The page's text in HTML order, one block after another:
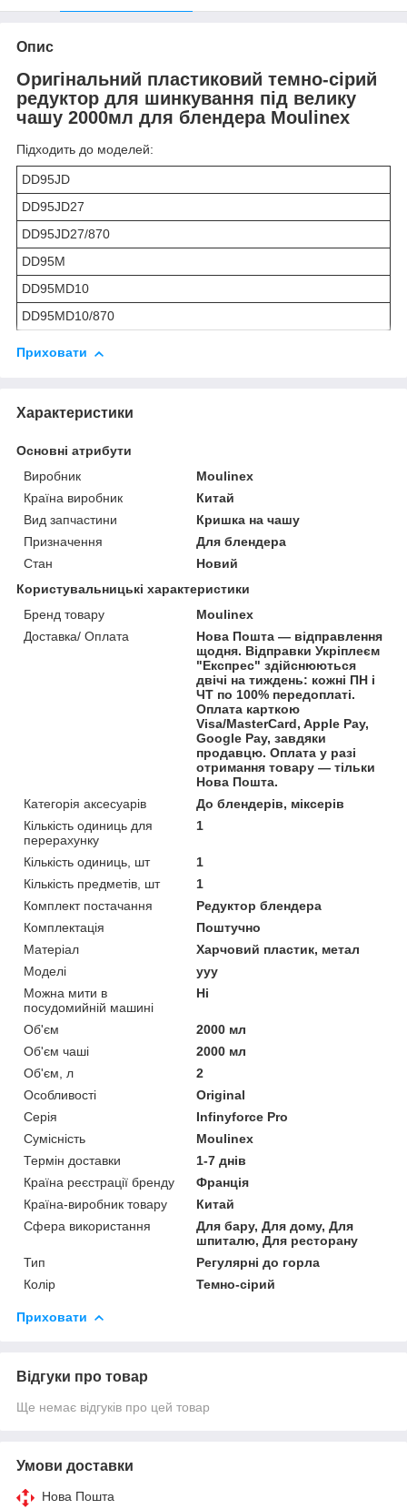
Опис
Оригінальний пластиковий темно-сірий
редуктор для шинкування під велику
чашу 2000мл для блендера Moulinex
Підходить до моделей:
DD95JD
DD95JD27
DD95JD27/870
DD95M
DD95MD10
DD95MD10/870
Приховати
Характеристики
Основні атрибути
Виробник
Moulinex
Країна виробник
Китай
Вид запчастини
Кришка на чашу
Призначення
Для блендера
Стан
Новий
Користувальницькі характеристики
Бренд товару
Moulinex
Доставка/ Оплата
Нова Пошта — відправлення
щодня. Відправки Укріплеєм
"Експрес" здійснюються
двічі на тиждень: кожні ПН і
ЧТ по 100% передоплаті.
Оплата карткою
Visa/MasterCard, Apple Pay,
Google Pay, завдяки
продавцю. Оплата у разі
отримання товару — тільки
Нова Пошта.
Категорія аксесуарів
До блендерів, міксерів
Кількість одиниць для
перерахунку
1
Кількість одиниць, шт
1
Кількість предметів, шт
1
Комплект постачання
Редуктор блендера
Комплектація
Поштучно
Матеріал
Харчовий пластик, метал
Моделі
yyy
Можна мити в
посудомийній машині
Ні
Об'єм
2000 мл
Об'єм чаші
2000 мл
Об'єм, л
2
Особливості
Original
Серія
Infinyforce Pro
Сумісність
Moulinex
Термін доставки
1-7 днів
Країна реєстрації бренду
Франція
Країна-виробник товару
Китай
Сфера використання
Для бару, Для дому, Для
шпиталю, Для ресторану
Тип
Регулярні до горла
Колір
Темно-сірий
Приховати
Відгуки про товар
Ще немає відгуків про цей товар
Умови доставки
Нова Пошта